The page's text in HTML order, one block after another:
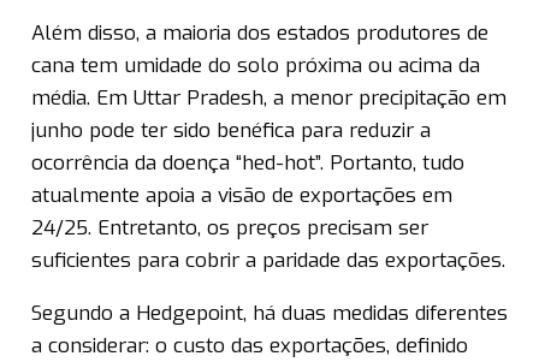
Além disso, a maioria dos estados produtores de
cana tem umidade do solo próxima ou acima da
média. Em Uttar Pradesh, a menor precipitação em
junho pode ter sido benéfica para reduzir a
ocorrência da doença “hed-hot”. Portanto, tudo
atualmente apoia a visão de exportações em
24/25. Entretanto, os preços precisam ser
suficientes para cobrir a paridade das exportações.
Segundo a Hedgepoint, há duas medidas diferentes
a considerar: o custo das exportações, definido